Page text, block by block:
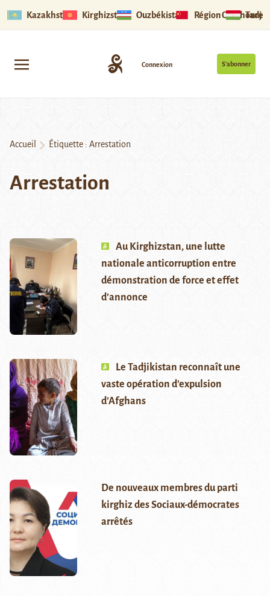
Kazakhstan Kirghizstan Ouzbékistan Région Ouïghoure
S’abonner
Connexion
Accueil Étiquette : Arrestation
Arrestation
Au Kirghizstan, une lutte
nationale anticorruption entre
démonstration de force et effet
d’annonce
Le Tadjikistan reconnaît une
vaste opération d’expulsion
d’Afghans
De nouveaux membres du parti
kirghiz des Sociaux-démocrates
arrêtés